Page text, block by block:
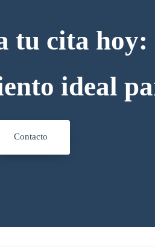
tu cita hoy:
ideal
Contacto